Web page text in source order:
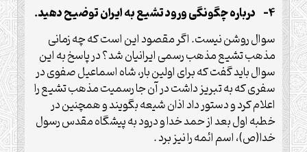
4- درباره چگونگی ورود تشیع به ایران توضیح دهید.
سوال روشن نیست. اگر مقصود این است که چه زمانی
مذهب تشیع مذهب رسمی ایرانیان شد؟ در پاسخ به این
سوال باید گفت که برای اولین بار، شاه اسماعیل صفوی در
سفری که به تبریز داشت در آن جا رسمیت مذهب تشیع را
اعلام کرد و دستور داد اذان شیعه بگویند و همچنین در
خطبه اول بعد از حمد خدا و درود به پیشگاه مقدس رسول
خدا(ص)، اسم ائمه را نیز برد .